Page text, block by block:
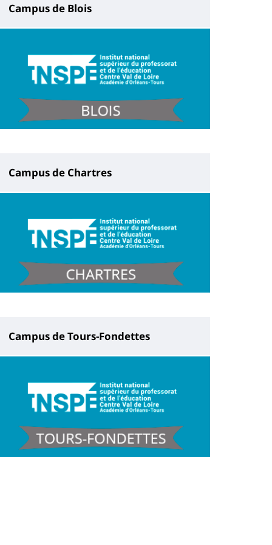
Campus de Blois
Campus de Chartres
Campus de Tours-Fondettes